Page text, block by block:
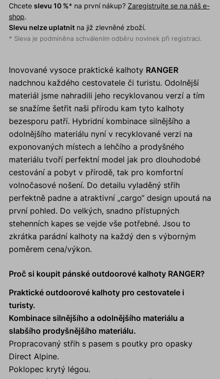
Chcete slevu 10 %* na první nákup? Zaregistrujte se na náš e-
shop.
Slevu nelze uplatnitna již zlevněné zboží.
* Sleva je podmíněna schválením odběru novinek při registraci.
Inovované vysoce praktické kalhoty RANGER
nadchnou každého cestovatele či turistu. Odolnější
materiál jsme nahradili jeho recyklovanou verzí a tím
se snažíme šetřit naši přírodu kam tyto kalhoty
bezesporu patří. Hybridní kombinace silnějšího a
odolnějšího materiálu nyní v recyklované verzi na
exponovaných místech a lehčího a prodyšného
materiálu tvoří perfektní model jak pro dlouhodobé
cestování a pobyt v přírodě, tak pro komfortní
volnočasové nošení. Do detailu vyladěný střih
perfektně padne a atraktivní „cargo“ design upoutá na
první pohled. Do velkých, snadno přístupných
stehenních kapes se vejde vše potřebné. Jsou to
zkrátka parádní kalhoty na každý den s výborným
poměrem cena/výkon.
Proč si koupit pánské outdoorové kalhoty RANGER?
Praktické outdoorové kalhoty pro cestovatele i
turisty.
Kombinace silnějšího a odolnějšího materiálu a
slabšího prodyšnějšího materiálu.
Propracovaný střih s pasem s poutky pro opasky
Direct Alpine.
Poklopec krytý légou.